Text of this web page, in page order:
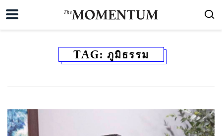
TAG: ภูมิธรรม